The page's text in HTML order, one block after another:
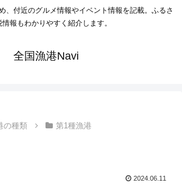
、付近のグルメ情報やイベント情報を記載。ふるさ
情報もわかりやすく紹介します。
全国漁港Navi
の種類 第1種漁港
2024.06.11